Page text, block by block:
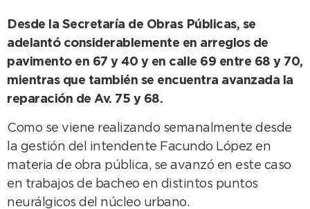
Desde la Secretaría de Obras Públicas, se
adelantó considerablemente en arreglos de
pavimento en 67 y 40 y en calle 69 entre 68 y 70,
mientras que también se encuentra avanzada la
reparación de Av. 75 y 68.
Como se viene realizando semanalmente desde
la gestión del intendente Facundo López en
materia de obra pública, se avanzó en este caso
en trabajos de bacheo en distintos puntos
neurálgicos del núcleo urbano.